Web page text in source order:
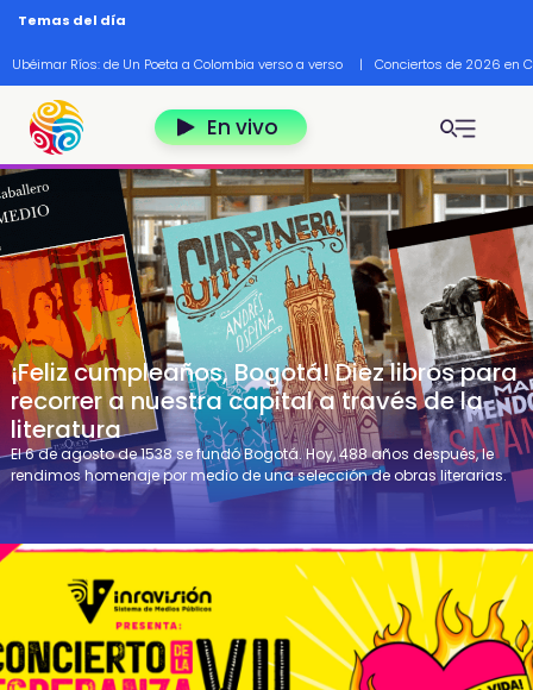
Pasar al contenido principal
Temas del día
Ubéimar Ríos: de Un Poeta a Colombia verso a verso | Conciertos de 2026 en
En vivo
¡Feliz cumpleaños, Bogotá! Diez libros para
recorrer a nuestra capital a través de la
literatura
El 6 de agosto de 1538 se fundó Bogotá. Hoy, 488 años después, le
rendimos homenaje por medio de una selección de obras literarias.